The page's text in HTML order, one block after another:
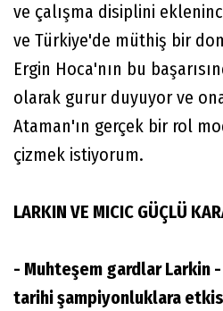
ve çalışma disiplini
ve Türkiye'de müthiş bir
Ergin Hoca'nın bu
olarak gurur duyuyor ve
Ataman'ın gerçek bir rol
çizmek istiyorum.
LARKIN VE MICIC GÜÇLÜ
- Muhteşem gardlar Larkin
tarihi şampiyonluklara